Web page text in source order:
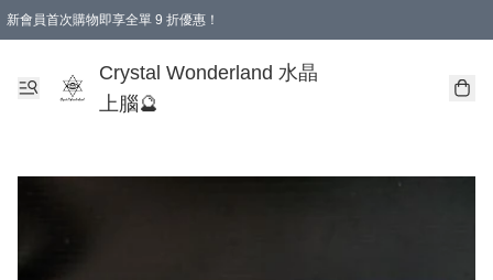
新會員首次購物即享全單 9 折優惠！
Crystal Wonderland 水晶
上腦🔮